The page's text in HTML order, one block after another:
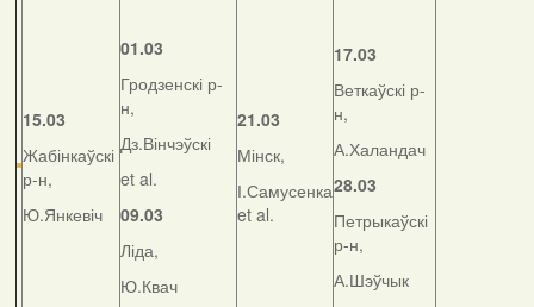
15.03
Жабінкаўскі
р-н,
Ю.Янкевіч
01.03
Гродзенскі р-
н,
Дз.Вінчэўскі
et al.
09.03
Ліда,
Ю.Квач
21.03
Мінск,
І.Самусенка
et al.
17.03
Веткаўскі р-
н,
А.Халандач
28.03
Петрыкаўскі
р-н,
А.Шэўчык